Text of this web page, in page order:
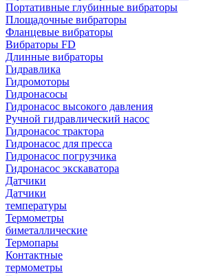
Портативные глубинные вибраторы
Площадочные вибраторы
Фланцевые вибраторы
Вибраторы FD
Длинные вибраторы
Гидравлика
Гидромоторы
Гидронасосы
Гидронасос высокого давления
Ручной гидравлический насос
Гидронасос трактора
Гидронасос для пресса
Гидронасос погрузчика
Гидронасос экскаватора
Датчики
Датчики
температуры
Термометры
биметаллические
Термопары
Контактные
термометры